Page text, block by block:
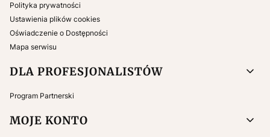
Polityka prywatności
Ustawienia plików cookies
Oświadczenie o Dostępności
Mapa serwisu
DLA PROFESJONALISTÓW
Program Partnerski
MOJE KONTO